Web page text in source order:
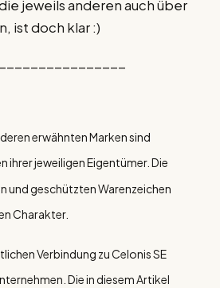
jeweils anderen auch über
ist doch klar :)
erwähnten Marken sind
ihrer jeweiligen Eigentümer. Die
und geschützten Warenzeichen
Charakter.
Verbindung zu Celonis SE
Die in diesem Artikel